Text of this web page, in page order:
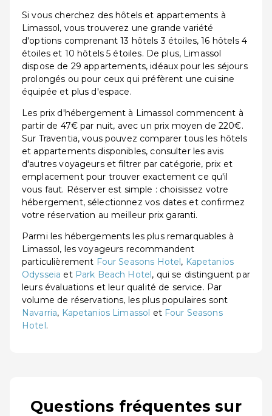
Si vous cherchez des hôtels et appartements à
Limassol, vous trouverez une grande variété
d'options comprenant 13 hôtels 3 étoiles, 16 hôtels 4
étoiles et 10 hôtels 5 étoiles. De plus, Limassol
dispose de 29 appartements, idéaux pour les séjours
prolongés ou pour ceux qui préfèrent une cuisine
équipée et plus d'espace.
Les prix d'hébergement à Limassol commencent à
partir de 47€ par nuit, avec un prix moyen de 220€.
Sur Traventia, vous pouvez comparer tous les hôtels
et appartements disponibles, consulter les avis
d'autres voyageurs et filtrer par catégorie, prix et
emplacement pour trouver exactement ce qu'il
vous faut. Réserver est simple : choisissez votre
hébergement, sélectionnez vos dates et confirmez
votre réservation au meilleur prix garanti.
Parmi les hébergements les plus remarquables à
Limassol, les voyageurs recommandent
particulièrement Four Seasons Hotel, Kapetanios
Odysseia et Park Beach Hotel, qui se distinguent par
leurs évaluations et leur qualité de service. Par
volume de réservations, les plus populaires sont
Navarria, Kapetanios Limassol et Four Seasons
Hotel.
Questions fréquentes sur